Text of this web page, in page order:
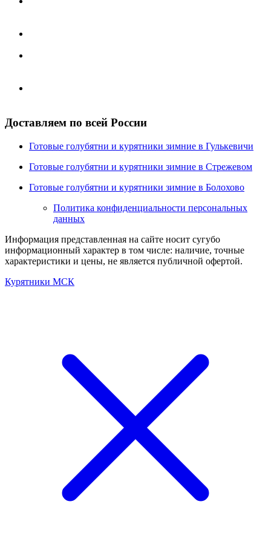
Доставляем по всей России
Готовые голубятни и курятники зимние в Гулькевичи
Готовые голубятни и курятники зимние в Стрежевом
Готовые голубятни и курятники зимние в Болохово
Политика конфиденциальности персональных
данных
Информация представленная на сайте носит сугубо
информационный характер в том числе: наличие, точные
характеристики и цены, не является публичной офертой.
Курятники МСК